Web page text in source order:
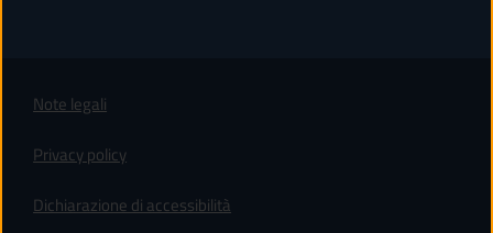
Note legali
Privacy policy
Dichiarazione di accessibilità